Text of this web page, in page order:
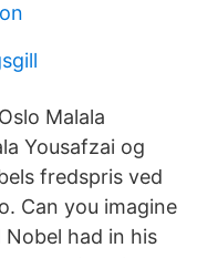
Malala
Yousafzai og
fredspris ved
Can you imagine
had in his